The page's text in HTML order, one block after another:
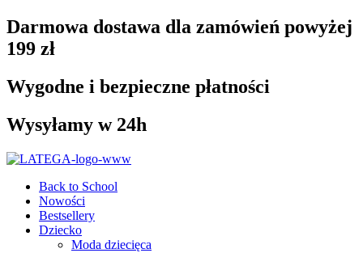
Darmowa dostawa dla zamówień powyżej
199 zł
Wygodne i bezpieczne płatności
Wysyłamy w 24h
Back to School
Nowości
Bestsellery
Dziecko
Moda dziecięca